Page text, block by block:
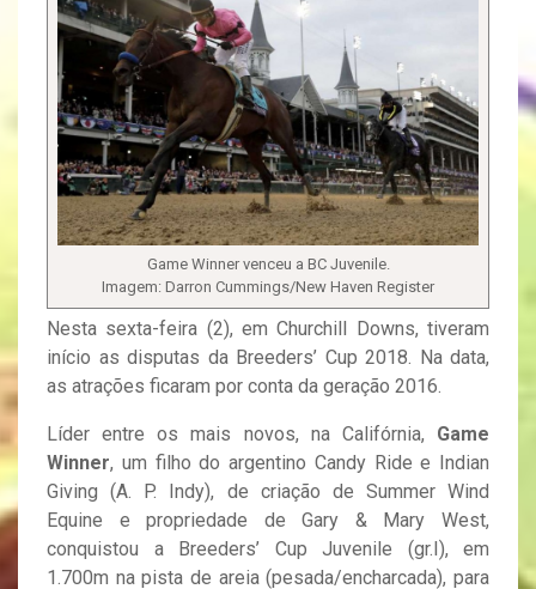
Game Winner venceu a BC Juvenile.
Imagem: Darron Cummings/New Haven Register
Nesta sexta-feira (2), em Churchill Downs, tiveram
início as disputas da Breeders’ Cup 2018. Na data,
as atrações ficaram por conta da geração 2016.
Líder entre os mais novos, na Califórnia, Game
Winner, um filho do argentino Candy Ride e Indian
Giving (A. P. Indy), de criação de Summer Wind
Equine e propriedade de Gary & Mary West,
conquistou a Breeders’ Cup Juvenile (gr.I), em
1.700m na pista de areia (pesada/encharcada), para